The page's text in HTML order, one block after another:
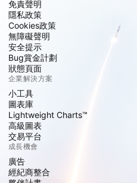
免責聲明
隱私政策
Cookies政策
無障礙聲明
安全提示
Bug賞金計劃
狀態頁面
企業解決方案
小工具
圖表庫
Lightweight Charts™
高級圖表
交易平台
成長機會
廣告
經紀商整合